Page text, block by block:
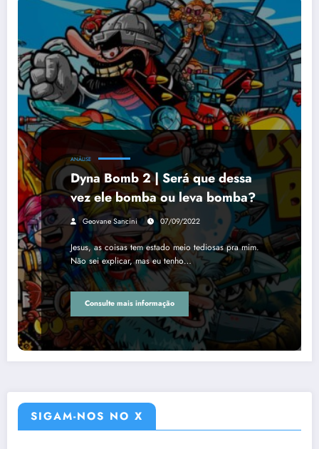
ANÁLISE
Dyna Bomb 2 | Será que dessa
vez ele bomba ou leva bomba?
Geovane Sancini 07/09/2022
Jesus, as coisas tem estado meio tediosas pra mim.
Não sei explicar, mas eu tenho…
Consulte mais informação
SIGAM-NOS NO X